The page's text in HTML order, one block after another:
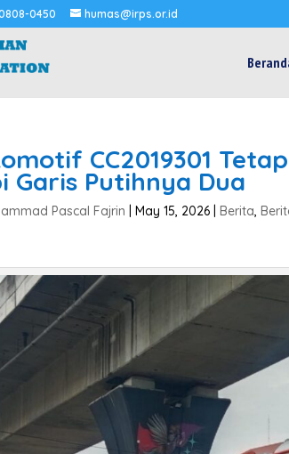
0450 humas@irps.or.id
CC2019301
Garis Putihnya Dua
Pascal Fajrin |May 15, 2026 |Berita,